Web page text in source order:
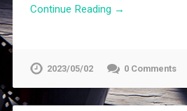
Continue Reading →
2023/05/02 0 Comments